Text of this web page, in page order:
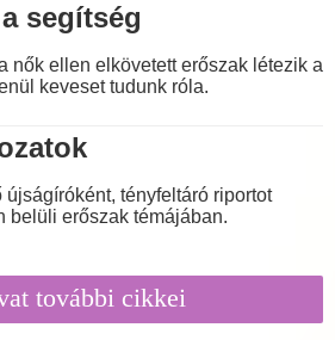
segítség
nők ellen elkövetett erőszak létezik a
keveset tudunk róla.
újságíróként, tényfeltáró riportot
belüli erőszak témájában.
további cikkei